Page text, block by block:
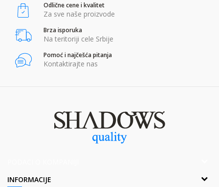
POŠALJI
Odlične cene i kvalitet
Za sve naše proizvode
Brza isporuka
Na teritoriji cele Srbije
Pomoć i najčešća pitanja
Kontaktirajte nas
Adresa:
INFORMACIJE